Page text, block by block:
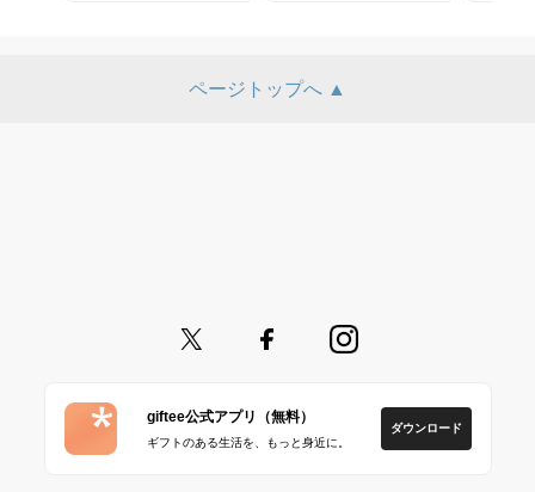
ページトップへ ▲
giftee公式アプリ（無料）
ギフトのある生活を、もっと身近に。
ダウンロード